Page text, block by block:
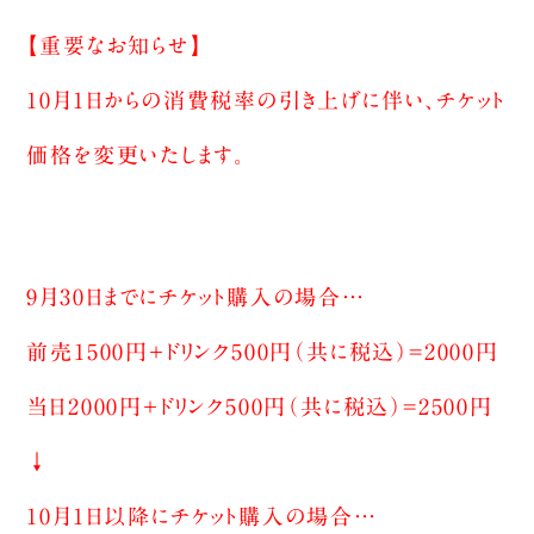
【重要なお知らせ】
10月1日からの消費税率の引き上げに伴い、チケット
価格を変更いたします。
9月30日までにチケット購入の場合…
前売1500円＋ドリンク500円（共に税込）=2000円
当日2000円＋ドリンク500円（共に税込）=2500円
↓
10月1日以降にチケット購入の場合…